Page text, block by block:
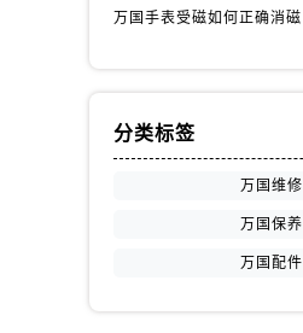
万国手表受磁如何正确消磁
分类标签
万国维修
万国保养
万国配件